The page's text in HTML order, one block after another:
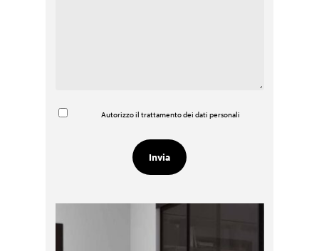
Autorizzo il trattamento dei dati personali